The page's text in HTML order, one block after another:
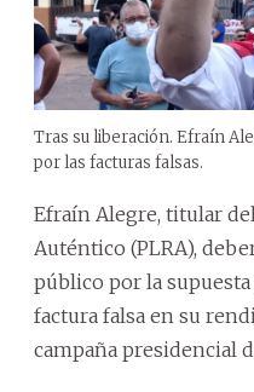
Tras su liberación. Efraín
por las facturas falsas.
Efraín Alegre, titular
Auténtico (PLRA),
público por la
factura falsa en su
campaña presidencial